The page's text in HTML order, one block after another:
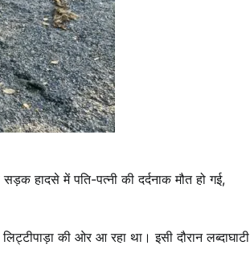
हादसे में पति-पत्नी की दर्दनाक मौत हो गई,
की ओर आ रहा था। इसी दौरान लब्दाघाटी